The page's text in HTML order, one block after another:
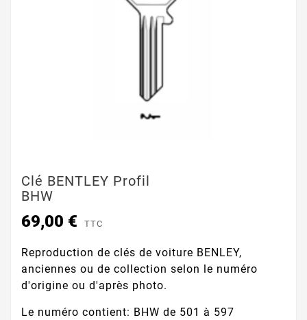
Clé BENTLEY Profil
BHW
69,00 € TTC
Reproduction de clés de voiture BENLEY,
anciennes ou de collection selon le numéro
d'origine ou d'après photo.
Le numéro contient: BHW de 501 à 597